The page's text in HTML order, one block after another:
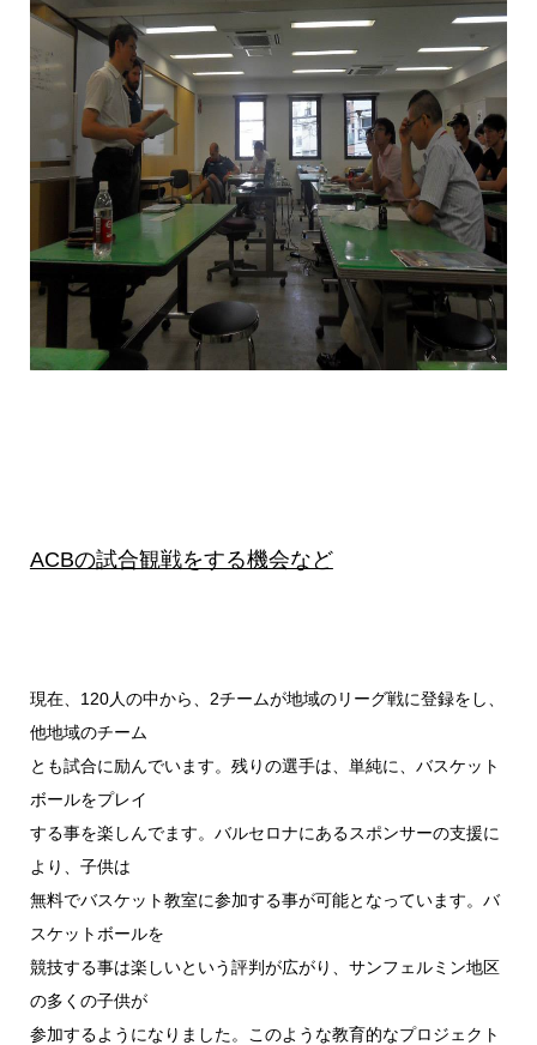
ACBの試合観戦をする機会など
現在、120人の中から、2チームが地域のリーグ戦に登録をし、
他地域のチーム
とも試合に励んでいます。残りの選手は、単純に、バスケット
ボールをプレイ
する事を楽しんでます。バルセロナにあるスポンサーの支援に
より、子供は
無料でバスケット教室に参加する事が可能となっています。バ
スケットボールを
競技する事は楽しいという評判が広がり、サンフェルミン地区
の多くの子供が
参加するようになりました。このような教育的なプロジェクト